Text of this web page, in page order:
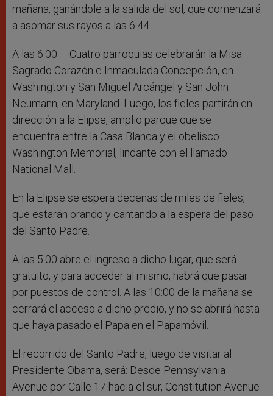
mañana, ganándole a la salida del sol, que comenzará
a asomar sus rayos a las 6:44.
A las 6:00 – Cuatro parroquias celebrarán la Misa:
Sagrado Corazón e Inmaculada Concepción, en
Washington y San Miguel Arcángel y San John
Neumann, en Maryland. Luego, los fieles partirán en
dirección a la Elipse, amplio parque que se
encuentra entre la Casa Blanca y el obelisco
Washington Memorial, lindante con el llamado
National Mall.
En la Elipse se espera decenas de miles de fieles,
que estarán orando y cantando a la espera del paso
del Santo Padre.
A las 5.00 abre el ingreso a dicho lugar, que será
gratuito, y para acceder al mismo, habrá que pasar
por puestos de control. A las 10:00 de la mañana se
cerrará el acceso a dicho predio, y no se abrirá hasta
que haya pasado el Papa en el Papamóvil.
El recorrido del Santo Padre, luego de visitar al
Presidente Obama, será: Desde Pennsylvania
Avenue por Calle 17 hacia el sur, Constitution Avenue